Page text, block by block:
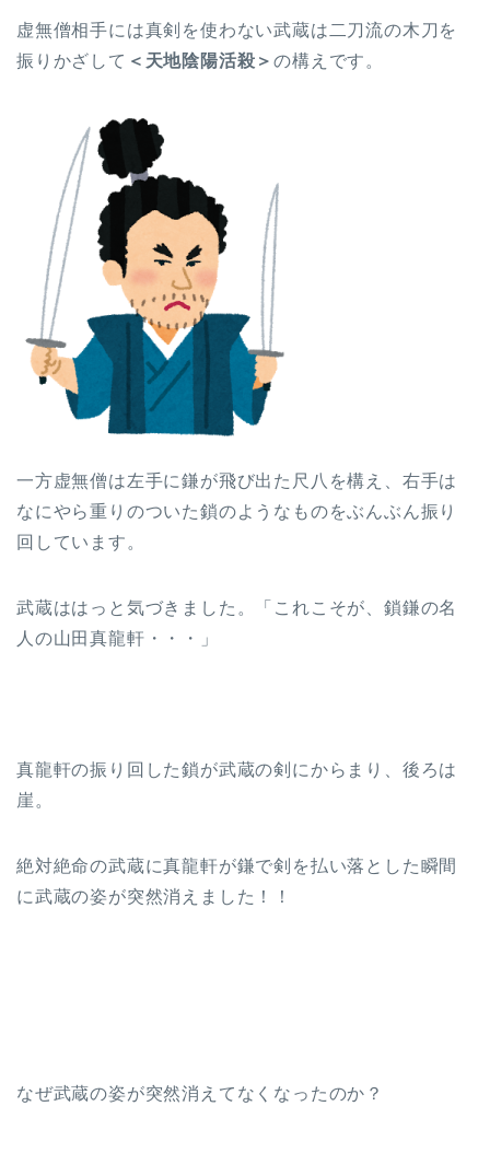
虚無僧相手には真剣を使わない武蔵は二刀流の木刀を
振りかざして ＜天地陰陽活殺＞の構えです。
一方虚無僧は左手に鎌が飛び出た尺八を構え、右手は
なにやら重りのついた鎖のようなものをぶんぶん振り
回しています。
武蔵ははっと気づきました。「これこそが、鎖鎌の名
人の山田真龍軒・・・」
真龍軒の振り回した鎖が武蔵の剣にからまり、後ろは
崖。
絶対絶命の武蔵に真龍軒が鎌で剣を払い落とした瞬間
に武蔵の姿が突然消えました！！
なぜ武蔵の姿が突然消えてなくなったのか？